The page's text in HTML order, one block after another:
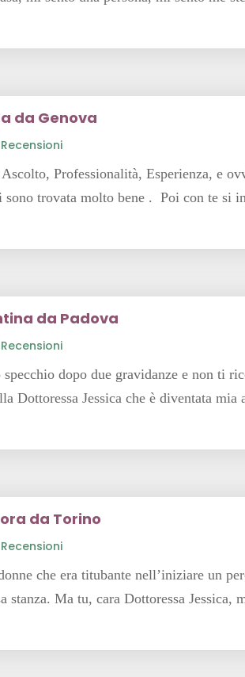
da Genova
Professionalità, Esperienza, e
trovata molto bene . Poi con te si
da Padova
dopo due gravidanze e non ti
Dottoressa Jessica che è diventata
da Torino
che era titubante nell’iniziare un
stanza. Ma tu, cara Dottoressa